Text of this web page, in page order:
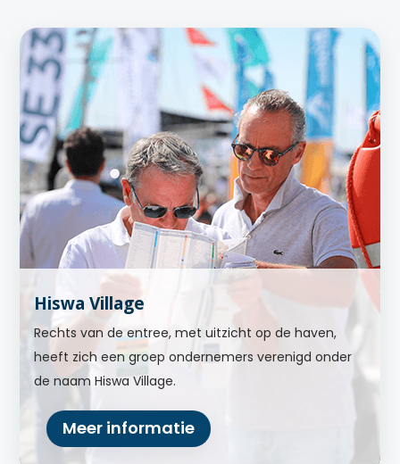
Hiswa Village
Rechts van de entree, met uitzicht op de haven,
heeft zich een groep ondernemers verenigd onder
de naam Hiswa Village.
Meer informatie